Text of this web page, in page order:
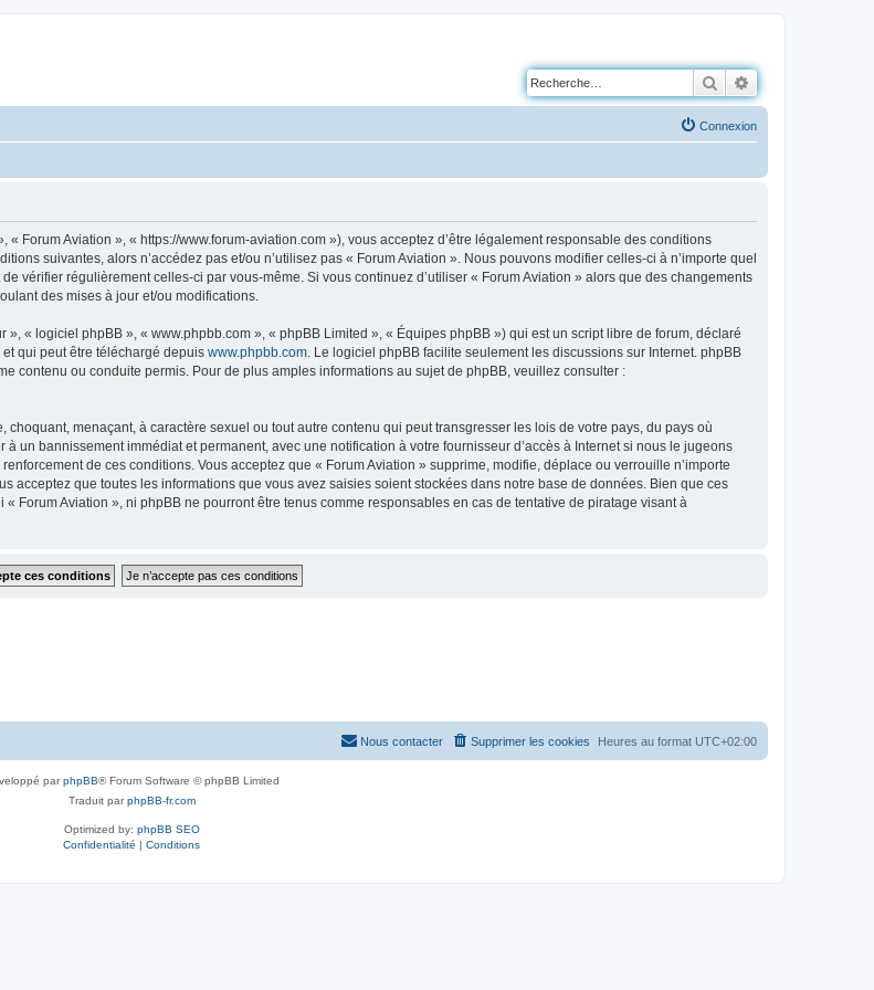
Rechercher
Connexion
Forum Aviation », « https://www.forum-aviation.com »), vous acceptez d’être légalement responsable des conditions
suivantes, alors n’accédez pas et/ou n’utilisez pas « Forum Aviation ». Nous pouvons modifier celles-ci à n’importe quel
vérifier régulièrement celles-ci par vous-même. Si vous continuez d’utiliser « Forum Aviation » alors que des changements
des mises à jour et/ou modifications.
« logiciel phpBB », « www.phpbb.com », « phpBB Limited », « Équipes phpBB ») qui est un script libre de forum, déclaré
qui peut être téléchargé depuis www.phpbb.com. Le logiciel phpBB facilite seulement les discussions sur Internet. phpBB
contenu ou conduite permis. Pour de plus amples informations au sujet de phpBB, veuillez consulter :
menaçant, à caractère sexuel ou tout autre contenu qui peut transgresser les lois de votre pays, du pays où
un bannissement immédiat et permanent, avec une notification à votre fournisseur d’accès à Internet si nous le jugeons
de ces conditions. Vous acceptez que « Forum Aviation » supprime, modifie, déplace ou verrouille n’importe
acceptez que toutes les informations que vous avez saisies soient stockées dans notre base de données. Bien que ces
Forum Aviation », ni phpBB ne pourront être tenus comme responsables en cas de tentative de piratage visant à
Heures au format UTC+02:00
Supprimer les cookies
Nous contacter
parphpBB® Forum Software © phpBB Limited
Traduit parphpBB-fr.com
Optimized by: phpBB SEO
Confidentialité | Conditions